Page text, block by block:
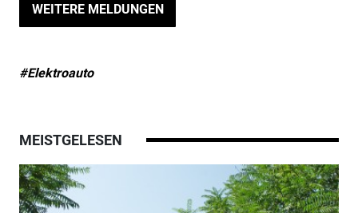
WEITERE MELDUNGEN
#Elektroauto
MEISTGELESEN